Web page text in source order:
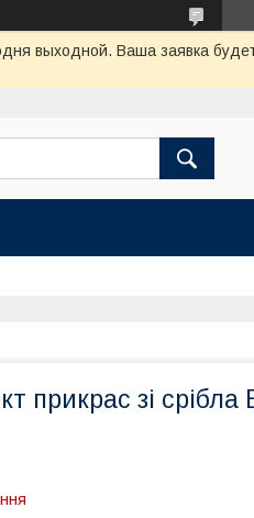
выходной. Ваша заявка
прикрас зі срібла